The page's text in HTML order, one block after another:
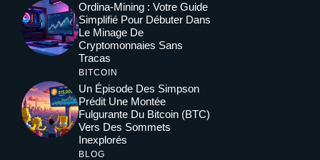
Ordina-Mining : Votre Guide
Simplifié Pour Débuter Dans
Le Minage De
Cryptomonnaies Sans
Tracas
BITCOIN
Un Épisode Des Simpson
Prédit Une Montée
Fulgurante Du Bitcoin (BTC)
Vers Des Sommets
Inexplorés
BLOG